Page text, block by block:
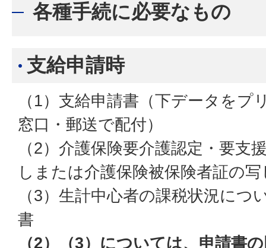
各種手続に必要なもの
支給申請時
（1）支給申請書（下データを
窓口・郵送で配付）
（2）介護保険要介護認定・要支
しまたは介護保険被保険者証の写
（3）生計中心者の課税状況につ
書
（2）（3）については、申請書